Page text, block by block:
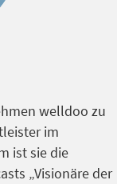
welldoo zu
im
ist sie die
„Visionäre der